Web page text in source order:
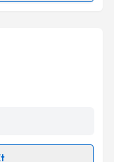
takvimi talebi
almanız için bir